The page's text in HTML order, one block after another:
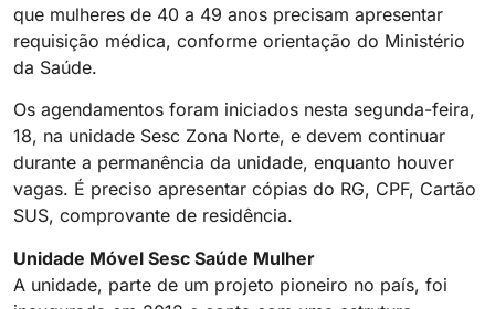
que mulheres de 40 a 49 anos precisam apresentar
requisição médica, conforme orientação do Ministério
da Saúde.
Os agendamentos foram iniciados nesta segunda-feira,
18, na unidade Sesc Zona Norte, e devem continuar
durante a permanência da unidade, enquanto houver
vagas. É preciso apresentar cópias do RG, CPF, Cartão
SUS, comprovante de residência.
Unidade Móvel Sesc Saúde Mulher
A unidade, parte de um projeto pioneiro no país, foi